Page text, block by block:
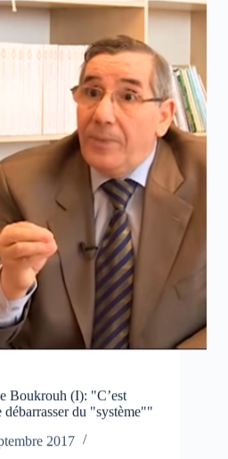
Boukrouh (I): "C’est
débarrasser du "système""
2017